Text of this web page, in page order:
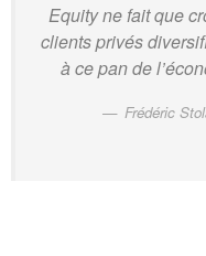
Equity ne fait que
clients privés
à ce pan de
Frédéric